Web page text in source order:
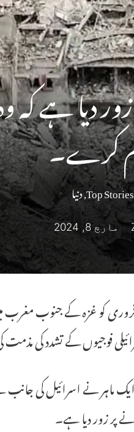
دیا ہے کہ
کرے۔
Top Stories
,دنیا
مارچ 8, 2024
متحدہ کے ماہرین نے 29 فروری
فوجیوں کے تشدد کی
ایک ماہر نے اسرائیل کی
پر زور دیا ہے۔